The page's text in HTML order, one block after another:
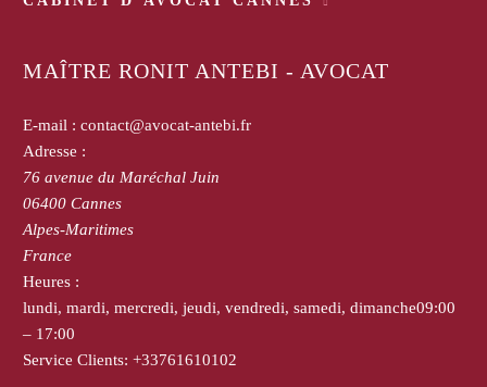
MAÎTRE RONIT ANTEBI - AVOCAT
E-mail : contact@avocat-antebi.fr
Adresse :
76 avenue du Maréchal Juin
06400 Cannes
Alpes-Maritimes
France
Heures :
lundi, mardi, mercredi, jeudi, vendredi, samedi, dimanche09:00
– 17:00
Service Clients: +33761610102